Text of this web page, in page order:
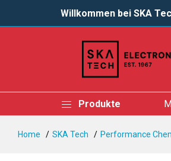
Willkommen bei SKA
Produkte
Home SKA Tech Performance